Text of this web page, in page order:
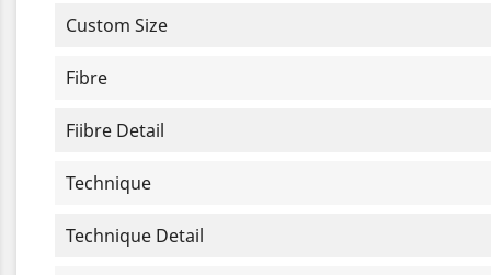
Custom Size
Fibre
Fiibre Detail
Technique
Technique Detail